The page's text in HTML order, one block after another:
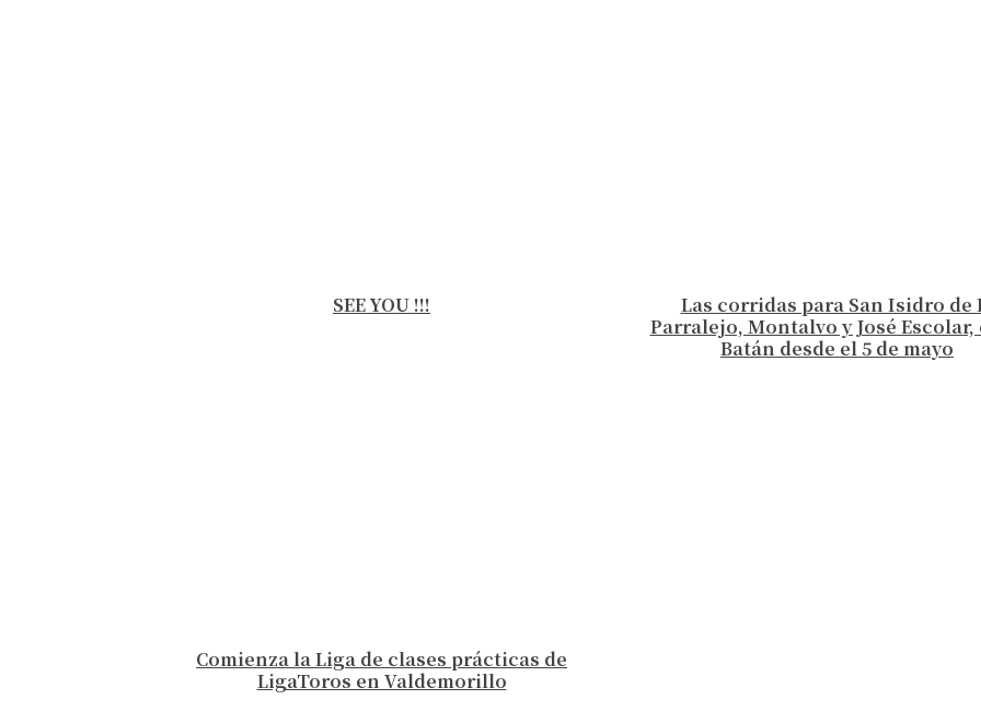
SEE YOU !!!
Las corridas para San Isidro de
Parralejo, Montalvo y José Escolar,
Batán desde el 5 de mayo
Comienza la Liga de clases prácticas de
LigaToros en Valdemorillo